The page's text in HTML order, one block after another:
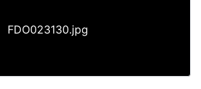
FDO023130.jpg